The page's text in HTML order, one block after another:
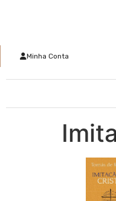
Minha Conta